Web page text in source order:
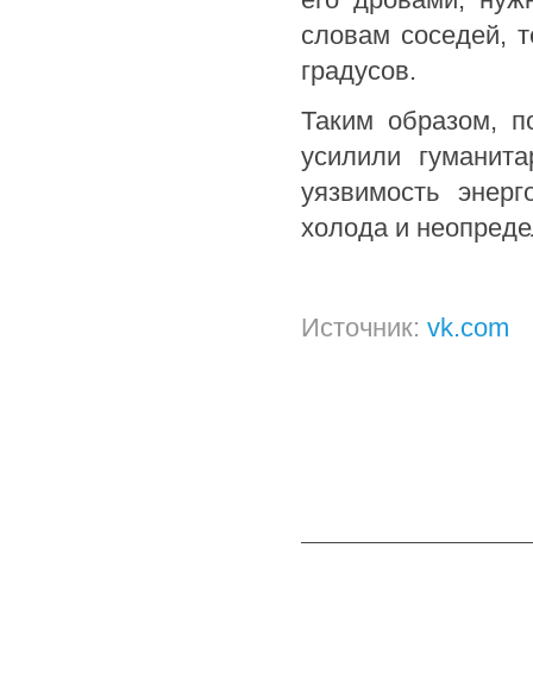
словам соседей,
градусов.
Таким образом,
усилили
уязвимость
холода и
Источник: vk.com